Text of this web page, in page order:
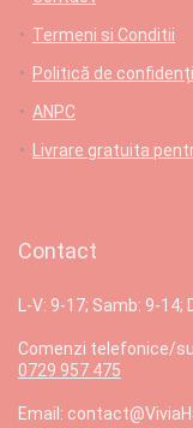
Termeni si Conditii
Politică de
ANPC
Livrare gratuita
Contact
L-V: 9-17; Samb: 9-14;
Comenzi telefonice/
0729 957 475
Email: